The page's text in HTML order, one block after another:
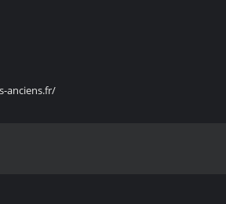
anciens.fr/